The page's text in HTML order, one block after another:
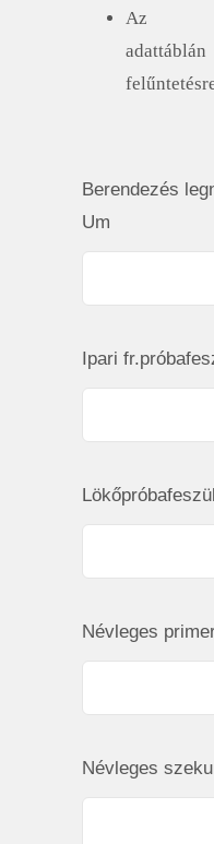
Az
adattáblán
Berendezés
Um
Ipari
Névleges
Névleges